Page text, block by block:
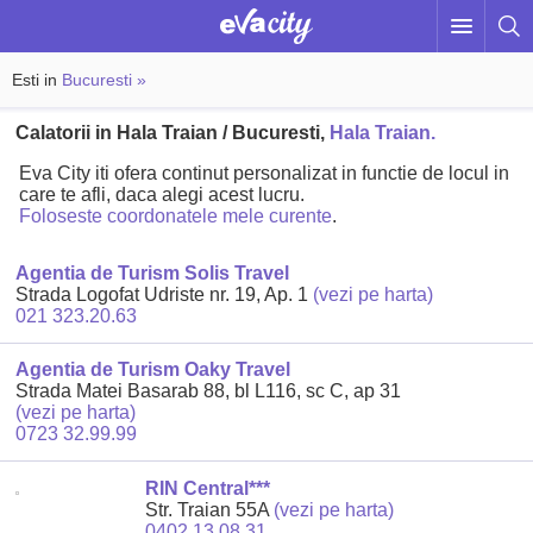
Esti in Bucuresti »
Calatorii in Hala Traian / Bucuresti, Hala Traian.
Eva City iti ofera continut personalizat in functie de locul in
care te afli, daca alegi acest lucru.
Foloseste coordonatele mele curente.
Agentia de Turism Solis Travel
Strada Logofat Udriste nr. 19, Ap. 1 (vezi pe harta)
021 323.20.63
Agentia de Turism Oaky Travel
Strada Matei Basarab 88, bl L116, sc C, ap 31
(vezi pe harta)
0723 32.99.99
RIN Central***
Str. Traian 55A (vezi pe harta)